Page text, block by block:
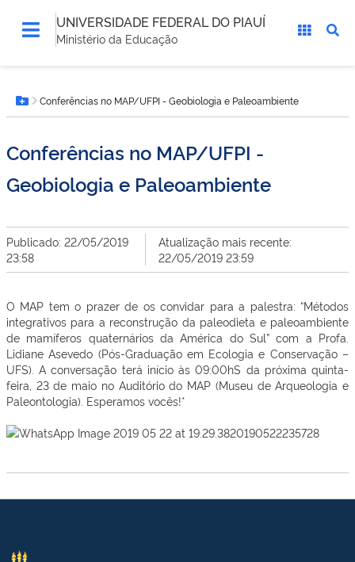
UNIVERSIDADE FEDERAL DO PIAUÍ
Ministério da Educação
está
aqui:Botão Menu
Conferências no MAP/UFPI - Geobiologia e Paleoambiente
Conferências no MAP/UFPI -
Geobiologia e Paleoambiente
Publicado: 22/05/2019
23:58
Atualização mais recente:
22/05/2019 23:59
O MAP tem o prazer de os convidar para a palestra: “Métodos
integrativos para a reconstrução da paleodieta e paleoambiente
de mamíferos quaternários da América do Sul” com a Profa.
Lidiane Asevedo (Pós-Graduação em Ecologia e Conservação –
UFS). A conversação terá início às 09:00hS da próxima quinta-
feira, 23 de maio no Auditório do MAP (Museu de Arqueologia e
Paleontologia). Esperamos vocês!*